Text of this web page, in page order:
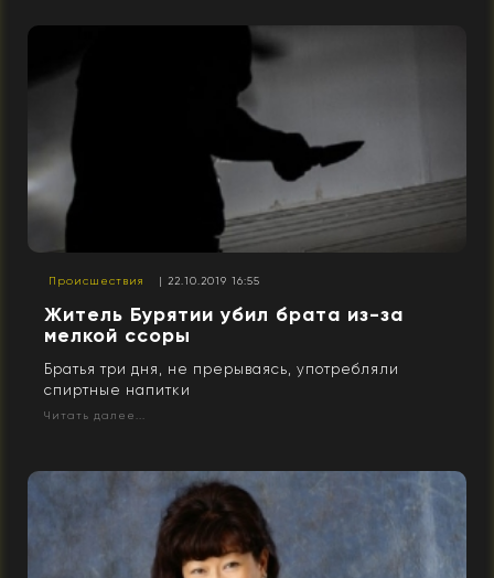
Происшествия | 22.10.2019 16:55
Житель Бурятии убил брата из-за
мелкой ссоры
Братья три дня, не прерываясь, употребляли
спиртные напитки
Читать далее...